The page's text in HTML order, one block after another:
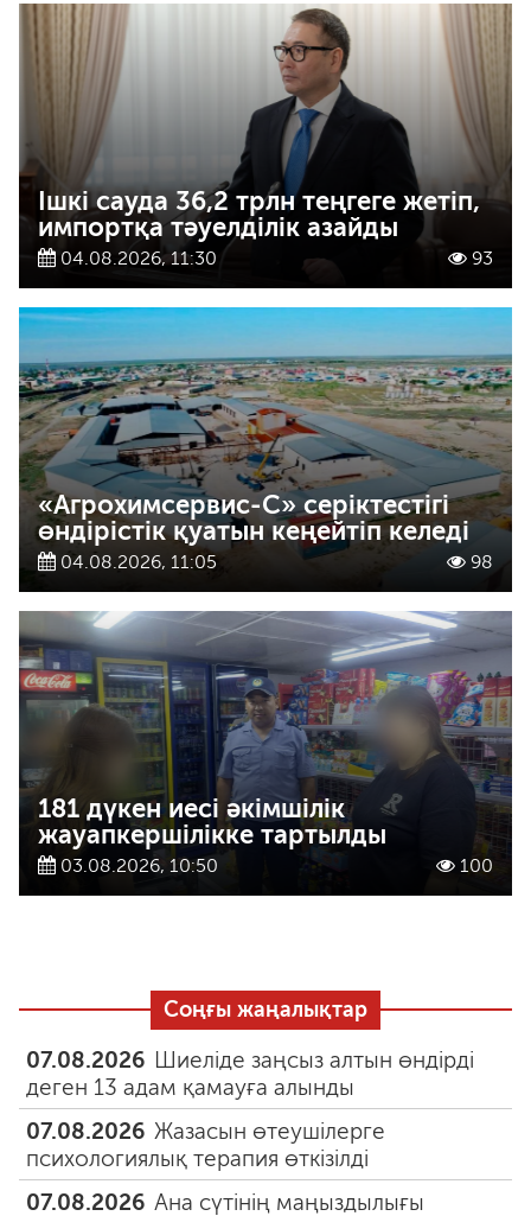
Ішкі сауда 36,2 трлн теңгеге жетіп,
импортқа тәуелділік азайды
04.08.2026, 11:30 93
«Агрохимсервис-С» серіктестігі
өндірістік қуатын кеңейтіп келеді
04.08.2026, 11:05 98
181 дүкен иесі әкімшілік
жауапкершілікке тартылды
03.08.2026, 10:50 100
Соңғы жаңалықтар
07.08.2026 Шиеліде заңсыз алтын өндірді
деген 13 адам қамауға алынды
07.08.2026 Жазасын өтеушілерге
психологиялық терапия өткізілді
07.08.2026 Ана сүтінің маңыздылығы